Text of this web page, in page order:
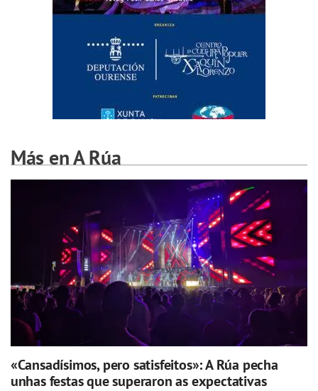
Más en A Rúa
«Cansadísimos, pero satisfeitos»: A Rúa pecha
unhas festas que superaron as expectativas